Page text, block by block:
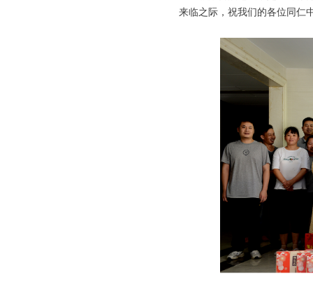
来临之际，祝我们的各位同仁